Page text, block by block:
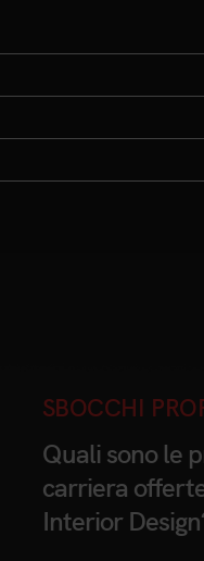
SBOCCHI
Quali sono le
carriera
Interior